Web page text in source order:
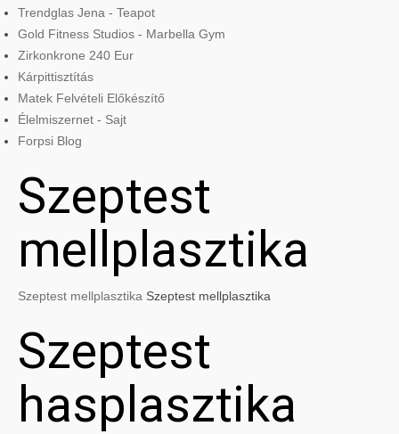
Trendglas Jena - Teapot
Gold Fitness Studios - Marbella Gym
Zirkonkrone 240 Eur
Kárpittisztítás
Matek Felvételi Előkészítő
Élelmiszernet - Sajt
Forpsi Blog
Szeptest
mellplasztika
Szeptest mellplasztika Szeptest mellplasztika
Szeptest
hasplasztika